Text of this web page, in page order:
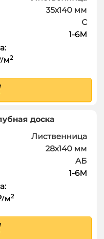
35х140 мм
С
1-6М
/м2
доска
Лиственница
28х140 мм
АБ
1-6М
/м2